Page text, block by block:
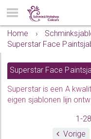
Home
›
Superstar Face
Superstar Face
Superstar is een A
eigen sjablonen lijn
1-
Vorige